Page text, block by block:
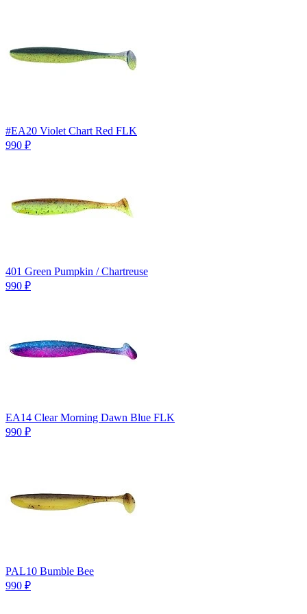
#EA20 Violet Chart Red FLK
990 ₽
401 Green Pumpkin / Chartreuse
990 ₽
EA14 Clear Morning Dawn Blue FLK
990 ₽
PAL10 Bumble Bee
990 ₽